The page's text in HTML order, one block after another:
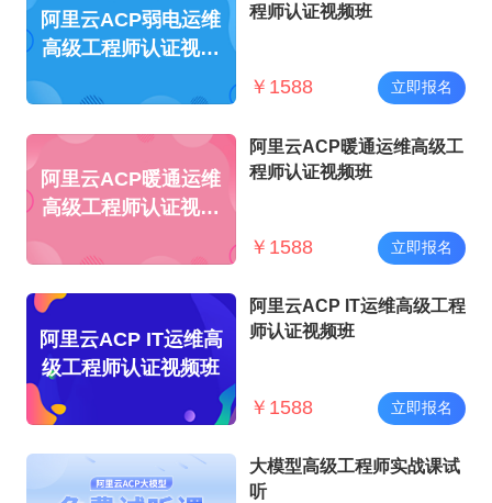
阿里云ACP弱电运维
高级工程师认证视频
程师认证视频班
￥ 1588 立即报名
阿里云ACP暖通运维
高级工程师认证视频
阿里云ACP暖通运维高级工
程师认证视频班
￥ 1588 立即报名
阿里云ACP IT运维高
级工程师认证视频班
阿里云ACP IT运维高级工程
师认证视频班
￥ 1588 立即报名
大模型高级工程师实战课试
听